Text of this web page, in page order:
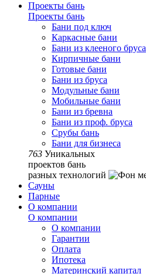
Проекты бань
Проекты бань
Бани под ключ
Каркасные бани
Бани из клееного бруса
Кирпичные бани
Готовые бани
Бани из бруса
Модульные бани
Мобильные бани
Бани из бревна
Бани из проф. бруса
Срубы бань
Бани для бизнеса
763 Уникальных
проектов бань
разных технологий
Сауны
Парные
О компании
О компании
О компании
Гарантии
Оплата
Ипотека
Материнский капитал